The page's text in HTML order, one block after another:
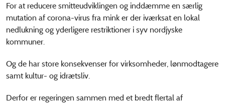
For at reducere smitteudviklingen og inddæmme en særlig
mutation af corona-virus fra mink er der iværksat en lokal
nedlukning og yderligere restriktioner i syv nordjyske
kommuner.
Og de har store konsekvenser for virksomheder, lønmodtagere
samt kultur- og idrætsliv.
Derfor er regeringen sammen med et bredt flertal af